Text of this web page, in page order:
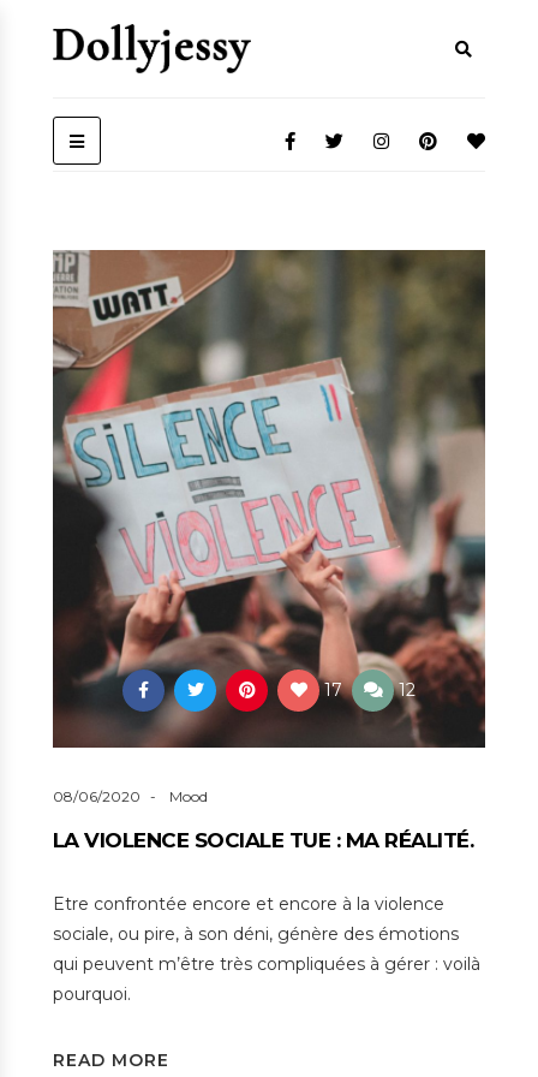
17 12
08/06/2020 Mood
LA VIOLENCE SOCIALE TUE : MA RÉALITÉ.
Etre confrontée encore et encore à la violence
sociale, ou pire, à son déni, génère des émotions
qui peuvent m’être très compliquées à gérer : voilà
pourquoi.
READ MORE